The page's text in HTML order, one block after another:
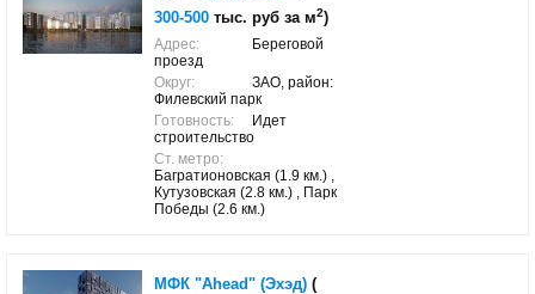
300-500 тыс. руб за м2)
Адрес:
Береговой
проезд
Округ:
ЗАО, район:
Филевский парк
Готовность:
Идет
строительство
Ст. метро:
Багратионовская (1.9 км.) ,
Кутузовская (2.8 км.) , Парк
Победы (2.6 км.)
МФК "Ahead" (Эхэд) (